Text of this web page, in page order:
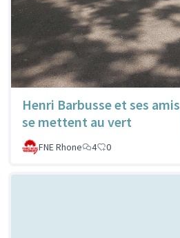
Henri Barbusse et ses amis
se mettent au vert
FNE Rhone
4 0